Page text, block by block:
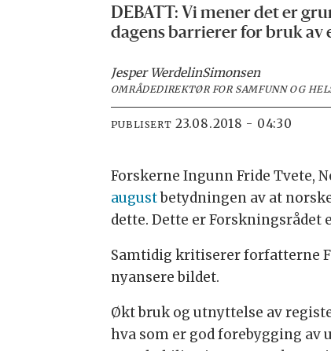
DEBATT: Vi mener det er
dagens barrierer for bruk av
Jesper WerdelinSimonsen
OMRÅDEDIREKTØR FOR SAMFUNN OG
PUBLISERT 23.08.2018 - 04:30
Forskerne Ingunn Fride Tvete,
augustbetydningen av at
dette. Dette er Forskningsrådet
Samtidig kritiserer forfatterne
nyansere bildet.
Økt bruk og utnyttelse av
hva som er god forebygging av